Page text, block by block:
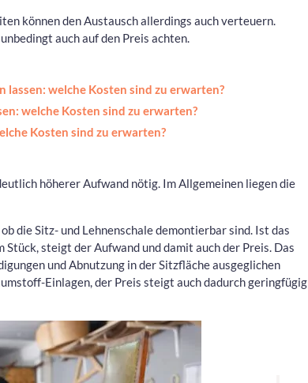
können den Austausch allerdings auch verteuern.
auch auf den Preis achten.
welche Kosten sind zu erwarten?
welche Kosten sind zu erwarten?
Kosten sind zu erwarten?
höherer Aufwand nötig. Im Allgemeinen liegen die
die Sitz- und Lehnenschale demontierbar sind. Ist das
Stück, steigt der Aufwand und damit auch der Preis. Das
und Abnutzung in der Sitzfläche ausgeglichen
Einlagen, der Preis steigt auch dadurch geringfügig